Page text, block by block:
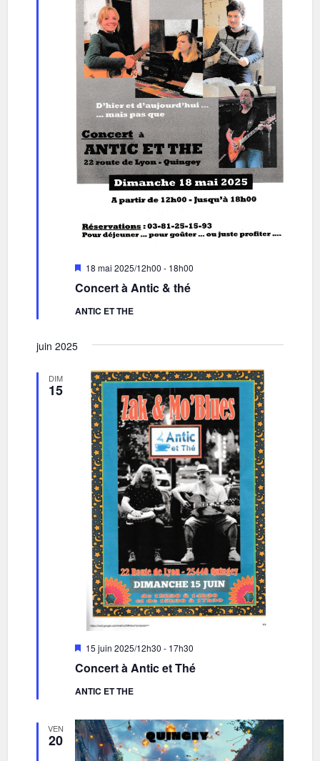
Concert à Antic & thé
Mis
avant
18 mai 2025/12h00 - 18h00
ANTIC ET THE
juin 2025
DIM
15
Concert à Antic et Thé
Mis
avant
15 juin 2025/12h30 - 17h30
ANTIC ET THE
VEN
20